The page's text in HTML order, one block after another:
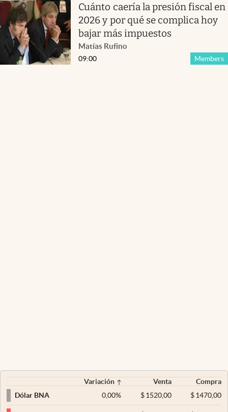
Cuánto caería la presión fiscal en
2026 y por qué se complica hoy
bajar más impuestos
Matías Rufino
Members
09:00
Variación Venta
Compra
Dólar BNA
0,00% $ 1520,00 $1470,00